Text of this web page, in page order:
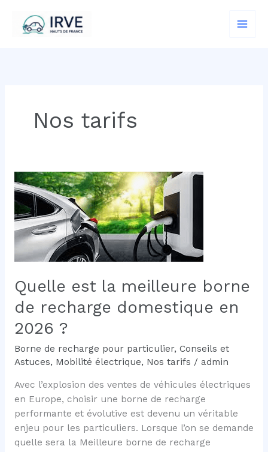
contenu
Nos tarifs
Quelle est la meilleure borne
de recharge domestique en
2026 ?
Borne de recharge pour particulier, Conseils et
Astuces, Mobilité électrique, Nos tarifs / admin
Avec l’explosion des ventes de véhicules électriques
en Europe, choisir une borne de recharge
performante et évolutive est devenu un véritable
enjeu pour les particuliers. Lorsque l’on se demande
quelle sera la Meilleure borne de recharge